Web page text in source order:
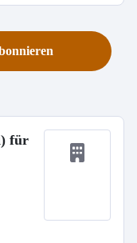
für